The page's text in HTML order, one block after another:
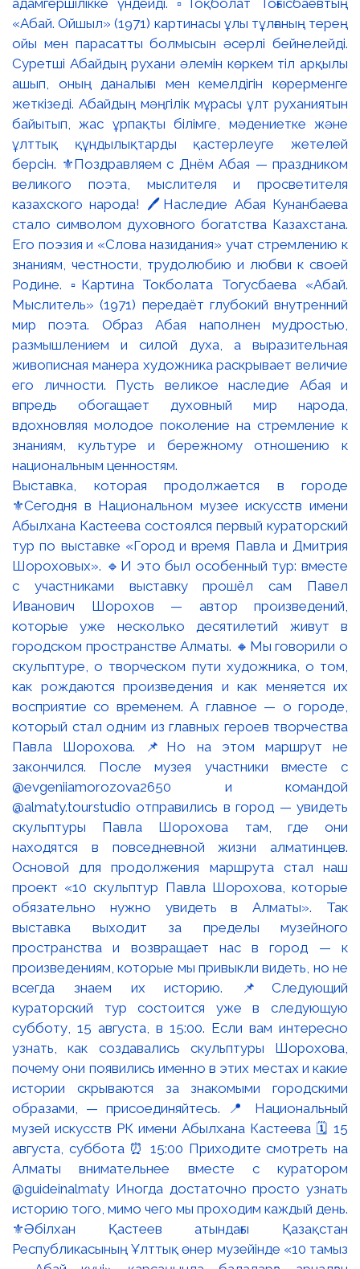
⚜️Ұлы ақын, ойшыл әрі ағартушы Абай
Құнанбайұлының құрметіне арналған Абай күні құтты
болсын! 🖊️Абай Құнанбайұлының әдеби және
рухани мұрасы – қазақ халқының баға жетпес
қазынасы. Оның өлеңдері мен қара сөздері білімге
ұмтылуға, адалдыққа, еңбекқорлыққа және
адамгершілікке үндейді. ▫️Тоқболат Тоғысбаевтың
«Абай. Ойшыл» (1971) картинасы ұлы тұлғаның терең
ойы мен парасатты болмысын әсерлі бейнелейді.
Суретші Абайдың рухани әлемін көркем тіл арқылы
ашып, оның даналығы мен кемелдігін көрерменге
жеткізеді. Абайдың мәңгілік мұрасы ұлт руханиятын
байытып, жас ұрпақты білімге, мәдениетке және
ұлттық құндылықтарды қастерлеуге жетелей
берсін. ⚜️Поздравляем с Днём Абая — праздником
великого поэта, мыслителя и просветителя
казахского народа! 🖊️Наследие Абая Кунанбаева
стало символом духовного богатства Казахстана.
Его поэзия и «Слова назидания» учат стремлению к
знаниям, честности, трудолюбию и любви к своей
Родине. ▫️Картина Токболата Тогусбаева «Абай.
Мыслитель» (1971) передаёт глубокий внутренний
мир поэта. Образ Абая наполнен мудростью,
размышлением и силой духа, а выразительная
живописная манера художника раскрывает величие
его личности. Пусть великое наследие Абая и
впредь обогащает духовный мир народа,
вдохновляя молодое поколение на стремление к
знаниям, культуре и бережному отношению к
национальным ценностям.